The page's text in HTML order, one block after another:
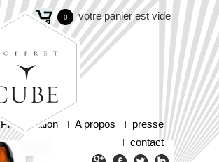
0 votre panier est vide
Présentation A propos
presse
contact